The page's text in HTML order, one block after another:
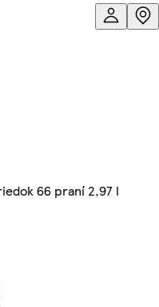
66 praní 2,97 l